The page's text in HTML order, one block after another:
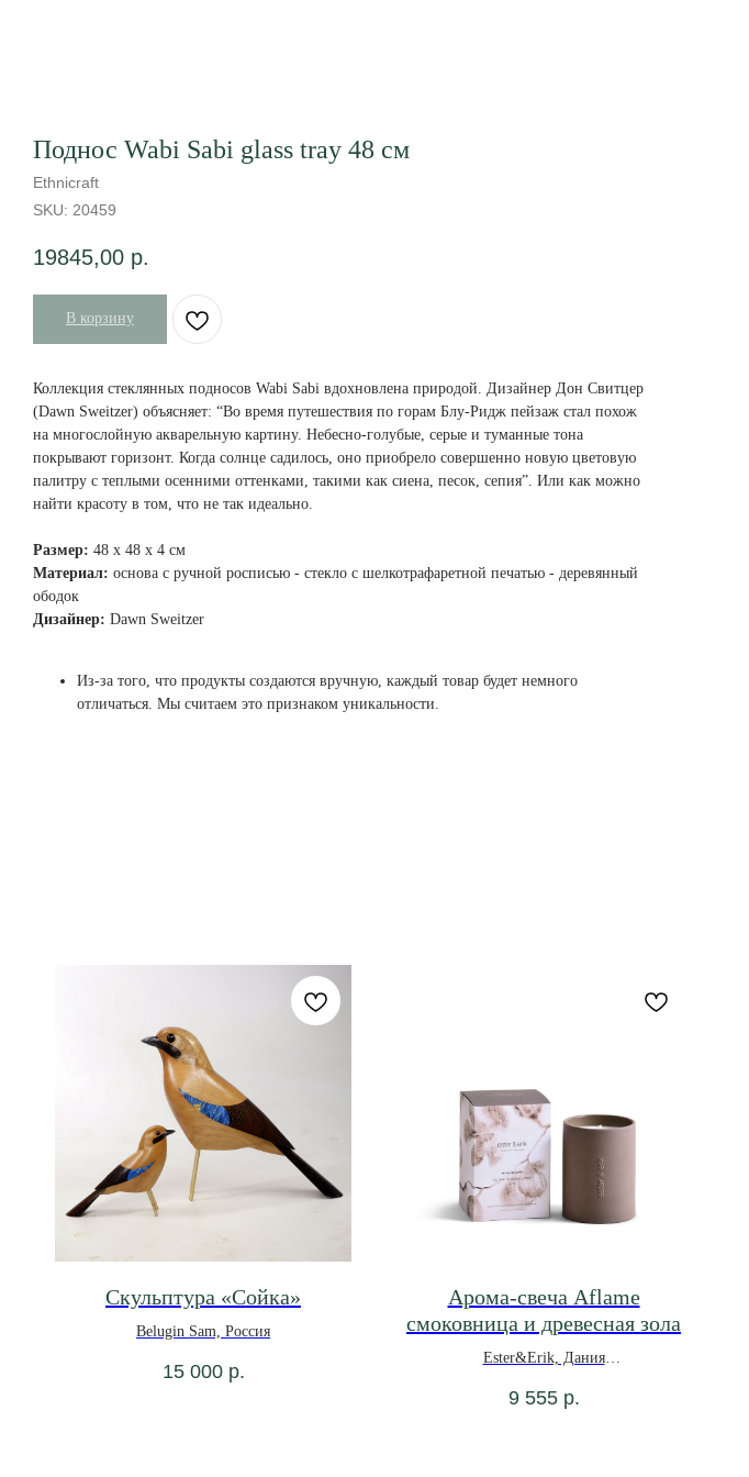
Поднос Wabi Sabi glass tray 48 см
Ethnicraft
SKU: 20459
19845,00 р.
В корзину
Коллекция стеклянных подносов Wabi Sabi вдохновлена природой. Дизайнер Дон Свитцер
(Dawn Sweitzer) объясняет: “Во время путешествия по горам Блу-Ридж пейзаж стал похож
на многослойную акварельную картину. Небесно-голубые, серые и туманные тона
покрывают горизонт. Когда солнце садилось, оно приобрело совершенно новую цветовую
палитру с теплыми осенними оттенками, такими как сиена, песок, сепия”. Или как можно
найти красоту в том, что не так идеально.
Размер: 48 х 48 х 4 см
Материал: основа с ручной росписью - стекло с шелкотрафаретной печатью - деревянный
ободок
Дизайнер: Dawn Sweitzer
Из-за того, что продукты создаются вручную, каждый товар будет немного
отличаться. Мы считаем это признаком уникальности.
Скульптура «Сойка»
Belugin Sam, Россия
15 000 р.
Арома-свеча Aflame
смоковница и древесная зола
Ester&Erik, Дания
9 555 р.